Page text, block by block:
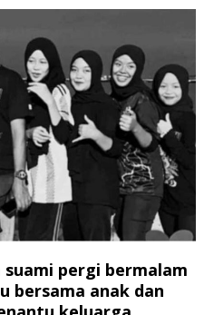
suami pergi bermalam
bersama anak dan